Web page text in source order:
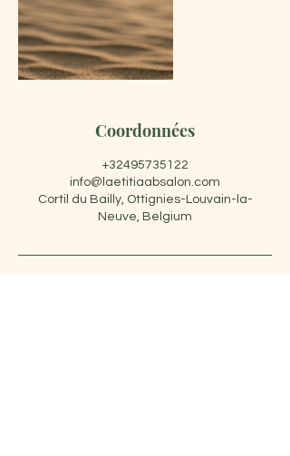
Coordonnées
+32495735122
info@laetitiaabsalon.com
Cortil du Bailly, Ottignies-Louvain-la-
Neuve, Belgium